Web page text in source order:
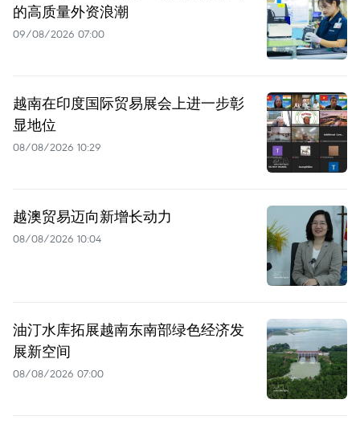
的高质量外资浪潮
09/08/2026 07:00
越南在印度国际贸易展会上进一步彰
显地位
08/08/2026 10:29
越澳贸易迈向新增长动力
08/08/2026 10:04
油汀水库拓展越南东南部绿色经济发
展新空间
08/08/2026 07:00